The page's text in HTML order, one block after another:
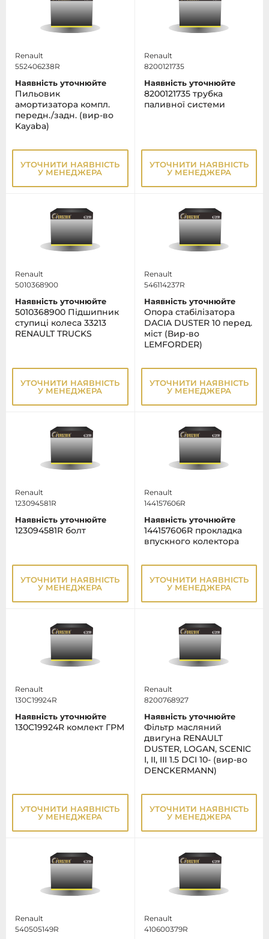
Renault
552406238R
Наявність уточнюйте
Пильовик
амортизатора компл.
передн./задн. (вир-во
Kayaba)
УТОЧНИТИ НАЯВНІСТЬ
У МЕНЕДЖЕРА
Renault
8200121735
Наявність уточнюйте
8200121735 трубка
паливної системи
УТОЧНИТИ НАЯВНІСТЬ
У МЕНЕДЖЕРА
Renault
5010368900
Наявність уточнюйте
5010368900 Підшипник
ступиці колеса 33213
RENAULT TRUCKS
УТОЧНИТИ НАЯВНІСТЬ
У МЕНЕДЖЕРА
Renault
546114237R
Наявність уточнюйте
Опора стабілізатора
DACIA DUSTER 10 перед.
міст (Вир-во
LEMFORDER)
УТОЧНИТИ НАЯВНІСТЬ
У МЕНЕДЖЕРА
Renault
123094581R
Наявність уточнюйте
123094581R болт
УТОЧНИТИ НАЯВНІСТЬ
У МЕНЕДЖЕРА
Renault
144157606R
Наявність уточнюйте
144157606R прокладка
впускного колектора
УТОЧНИТИ НАЯВНІСТЬ
У МЕНЕДЖЕРА
Renault
130C19924R
Наявність уточнюйте
130C19924R комлект ГРМ
УТОЧНИТИ НАЯВНІСТЬ
У МЕНЕДЖЕРА
Renault
8200768927
Наявність уточнюйте
Фільтр масляний
двигуна RENAULT
DUSTER, LOGAN, SCENIC
I, II, III 1.5 DCI 10- (вир-во
DENCKERMANN)
УТОЧНИТИ НАЯВНІСТЬ
У МЕНЕДЖЕРА
Renault
540505149R
Renault
410600379R